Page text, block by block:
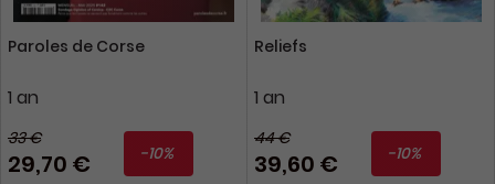
Paroles de Corse
1 an
33 €
29,70 € -10%
Reliefs
1 an
44 €
39,60 € -10%